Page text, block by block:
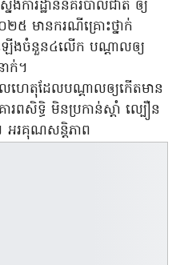
ការដ្ឋាននគរបាលជាតិ ឲ្យ
២៥ មានករណីគ្រោះថ្នាក់
ើងចំនួន៤លើក បណ្ដាលឲ្យ
ក់។
ហេតុដែលបណ្ដាលឲ្យកើតមាន
រពសិទិ្ធ មិនប្រកាន់ស្តាំ ល្បឿន
អរគុណសន្តិភាព